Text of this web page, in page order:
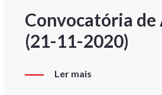
Convocatória de
(21-11-2020)
Ler mais